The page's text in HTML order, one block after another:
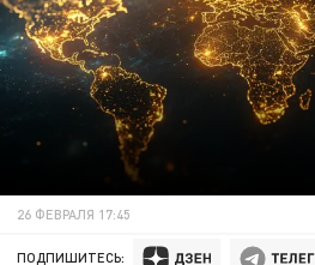
26 ФЕВРАЛЯ 17:45
ПОДПИШИТЕСЬ: